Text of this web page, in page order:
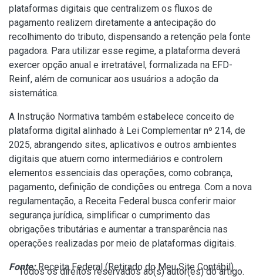
plataformas digitais que centralizem os fluxos de
pagamento realizem diretamente a antecipação do
recolhimento do tributo, dispensando a retenção pela fonte
pagadora. Para utilizar esse regime, a plataforma deverá
exercer opção anual e irretratável, formalizada na EFD-
Reinf, além de comunicar aos usuários a adoção da
sistemática.
A Instrução Normativa também estabelece conceito de
plataforma digital alinhado à Lei Complementar nº 214, de
2025, abrangendo sites, aplicativos e outros ambientes
digitais que atuem como intermediários e controlem
elementos essenciais das operações, como cobrança,
pagamento, definição de condições ou entrega. Com a nova
regulamentação, a Receita Federal busca conferir maior
segurança jurídica, simplificar o cumprimento das
obrigações tributárias e aumentar a transparência nas
operações realizadas por meio de plataformas digitais.
Fonte:Receita Federal (Retirado do Meu Site Contábil)
Todos os direitos reservados ao(s) autor(es) do artigo.